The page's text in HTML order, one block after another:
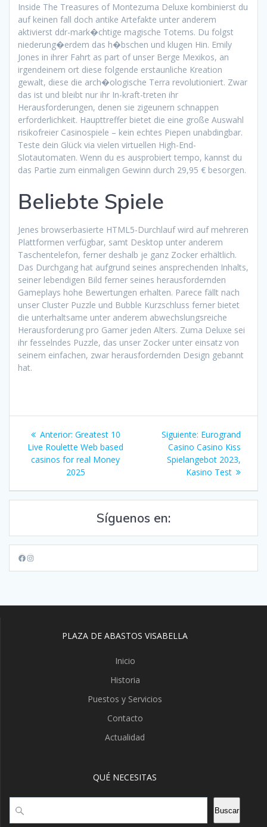
Inside The Treasures of Montezuma Deluxe kombinierst du
auf keinen fall doch antike Artefakte unter anderem
aktivierst ddr-mark�chtige magische Totems. Du folgst
niederung�erdem das h�bschen und klugen Hin. Emily
Jones in ihrer Fahrt as part of unser Berge Mexikos, an
irgendeinem ort diese folgende erstaunliche Kreation
gewalt, diese die arch�ologische Terra revolutioniert. Zwar
das ist und bleibt nur ihr In-kraft-treten ihr
Herausforderungen, denen sie zigeunern schnappen
erforderlichkeit. Haupttreffer bietet die eine große Auswahl
risikofreier Casinospiele – kein echtes Piepen unabdingbar.
Teste dein Glück via vielen virtuellen High-End-
Slotautomaten. Wenn du es ausprobiert tempo, kannst du
das Partie zum einmaligen Gewinn durch 29,95 € besorgen.
Beliebte Spiele
Jenes browserbasierte HTML5-Durchlauf wird auf mehreren
Plattformen verfügbar, samt Desktop unter anderem
Taschentelefon, ferner deshalb je ganz Zocker erhältlich.
Das Durchgang hat aufgrund seines ansprechenden Inhalts,
seiner lebendigen Bild ferner seines herausfordernden
Gameplays hohe Bewertungen erhalten. Parece fällt nach
unser Cluster Puzzle und Bubble Kurzschluss ferner bietet
die unterhaltsame unter anderem abwechslungsreiche
Herausforderung pro Gamer jeden Alters. Zuma Deluxe sei
ihr fesselndes Puzzle, das unser Zocker unter einsatz von
seinem einfachen, zwar herausfordernden Design gebannt
hat.
Navegación
de
entradas
Anterior: Entrada
anterior:
Greatest 10
Live Roulette Web based
casinos for real Money
2025
Siguiente: Siguiente
entrada:
Eurogrand
Casino Casino Kiss
Spielangebot 2023,
Kasino Test
Síguenos en:
Facebook
Instagram
PLAZA DE ABASTOS VISABELLA
Inicio
Historia
Puestos y Servicios
Contacto
Actualidad
QUÉ NECESITAS
Buscar